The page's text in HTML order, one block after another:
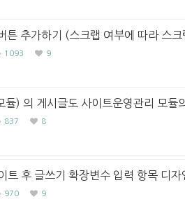
튼 추가하기 (스크랩 여부에 따라 스
1093 9
듈) 의 게시글도 사이트운영관리 모듈
837 8
후 글쓰기 확장변수 입력 항목 디자
970 9